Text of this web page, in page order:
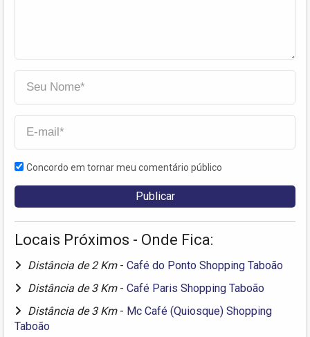
Concordo em tornar meu comentário público
Locais Próximos - Onde Fica:
Distância de 2 Km - Café do Ponto Shopping Taboão
Distância de 3 Km - Café Paris Shopping Taboão
Distância de 3 Km - Mc Café (Quiosque) Shopping
Taboão